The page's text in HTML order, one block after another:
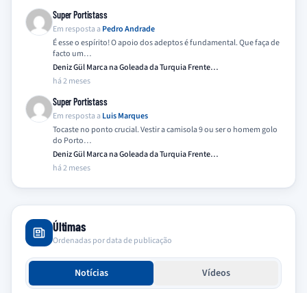
Super Portistass
Em resposta a Pedro Andrade
É esse o espírito! O apoio dos adeptos é fundamental. Que faça de
facto um…
Deniz Gül Marca na Goleada da Turquia Frente…
há 2 meses
Super Portistass
Em resposta a Luis Marques
Tocaste no ponto crucial. Vestir a camisola 9 ou ser o homem golo
do Porto…
Deniz Gül Marca na Goleada da Turquia Frente…
há 2 meses
Últimas
Ordenadas por data de publicação
Notícias Vídeos